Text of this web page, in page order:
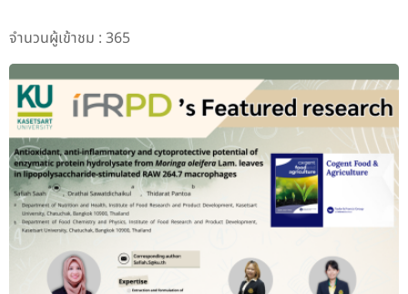
จำนวนผู้เข้าชม : 365